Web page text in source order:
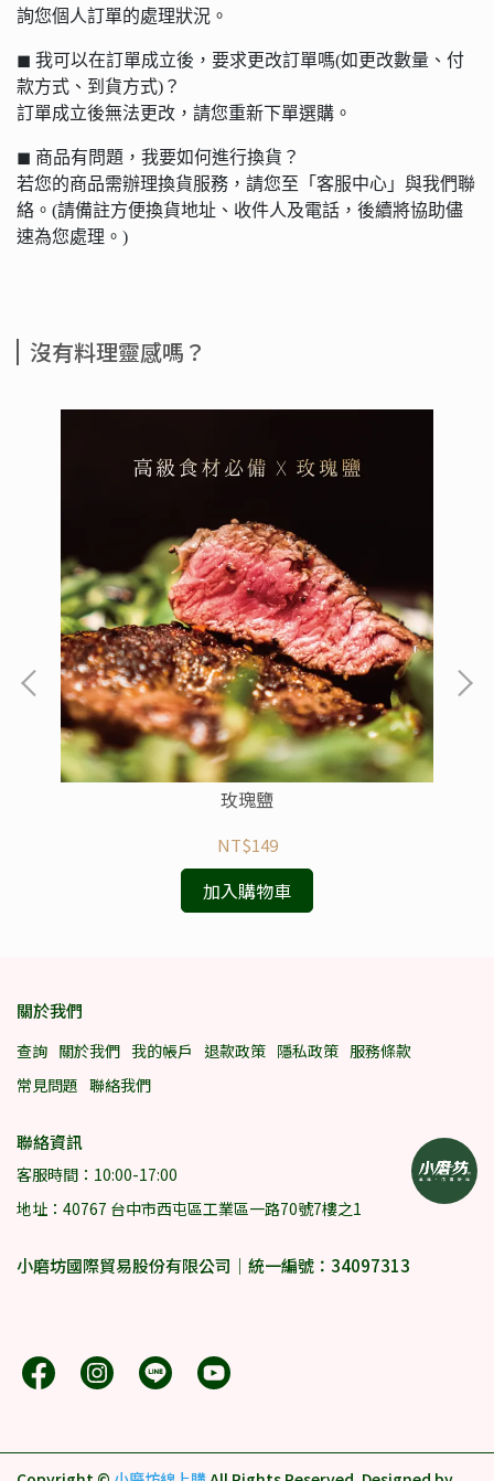
詢您個人訂單的處理狀況。
◼︎ 我可以在訂單成立後，要求更改訂單嗎(如更改數量、付
款方式、到貨方式)？
訂單成立後無法更改，請您重新下單選購。
◼︎ 商品有問題，我要如何進行換貨？
若您的商品需辦理換貨服務，請您至「客服中心」與我們聯
絡。(請備註方便換貨地址、收件人及電話，後續將協助儘
速為您處理。)
沒有料理靈感嗎？
玫瑰鹽
NT$149
加入購物車
關於我們
查詢 關於我們 我的帳戶 退款政策 隱私政策 服務條款
常見問題 聯絡我們
聯絡資訊
客服時間：10:00-17:00
地址：40767 台中市西屯區工業區一路70號7樓之1
小磨坊國際貿易股份有限公司｜統一編號：34097313